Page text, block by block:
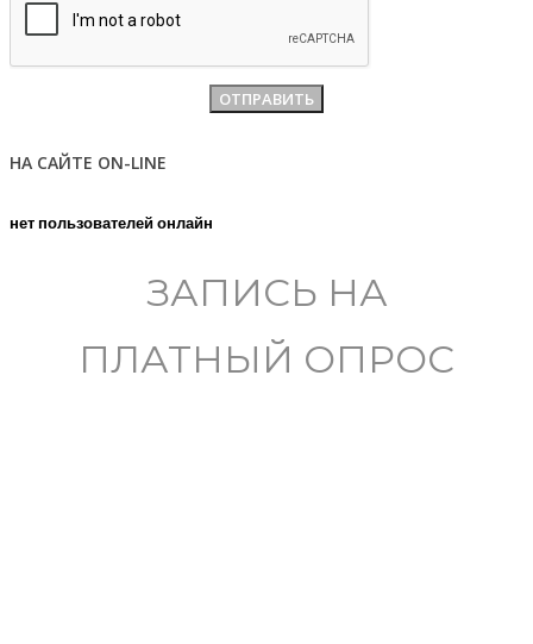
НА САЙТЕ ON-LINE
нет пользователей онлайн
ЗАПИСЬ НА
ПЛАТНЫЙ ОПРОС